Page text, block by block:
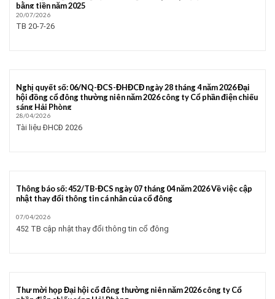
bằng tiền năm 2025
20/07/2026
TB 20-7-26
Nghị quyết số: 06/NQ-ĐCS-ĐHĐCĐ ngày 28 tháng 4 năm 2026 Đại
hội đồng cổ đông thường niên năm 2026 công ty Cổ phần điện chiếu
sáng Hải Phòng
28/04/2026
Tài liệu ĐHCĐ 2026
Thông báo số: 452/TB-ĐCS ngày 07 tháng 04 năm 2026 Về việc cập
nhật thay đổi thông tin cá nhân của cổ đông
07/04/2026
452 TB cập nhật thay đổi thông tin cổ đông
Thư mời họp Đại hội cổ đông thường niên năm 2026 công ty Cổ